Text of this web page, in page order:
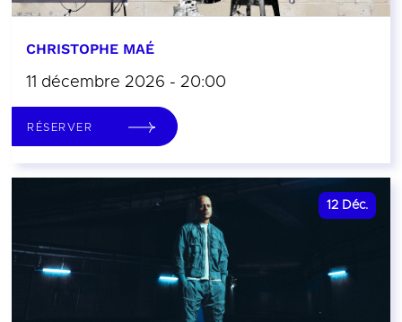
CHRISTOPHE MAÉ
11 décembre 2026 - 20:00
RÉSERVER
12 Déc.